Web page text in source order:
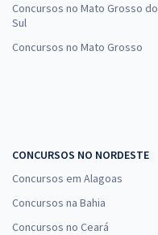
Concursos no Mato Grosso do
Sul
Concursos no Mato Grosso
CONCURSOS NO NORDESTE
Concursos em Alagoas
Concursos na Bahia
Concursos no Ceará